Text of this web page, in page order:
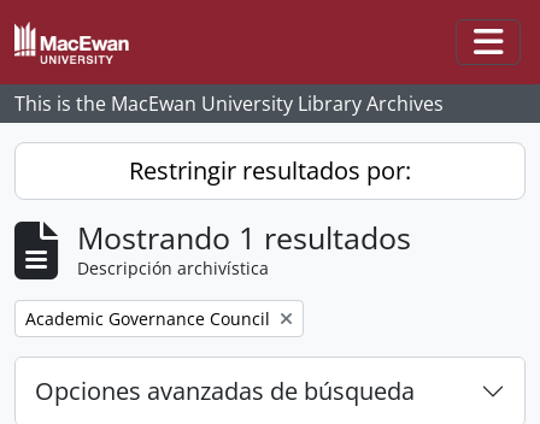
Skip to main content
This is the MacEwan University Library Archives
Restringir resultados por:
Mostrando 1 resultados
Descripción archivística
Remove filter:
Academic Governance Council
Opciones avanzadas de búsqueda